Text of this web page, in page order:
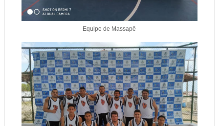
Equipe de Massapê